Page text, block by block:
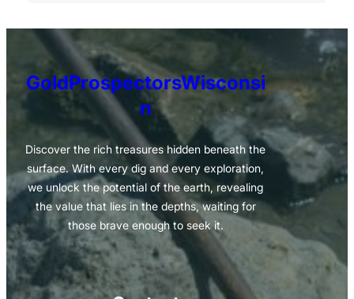
GoldProspectorsWisconsi
n
Discover the rich treasures hidden beneath the
surface. With every dig and every exploration,
we unlock the potential of the earth, revealing
the value that lies in the depths, waiting for
those brave enough to seek it.